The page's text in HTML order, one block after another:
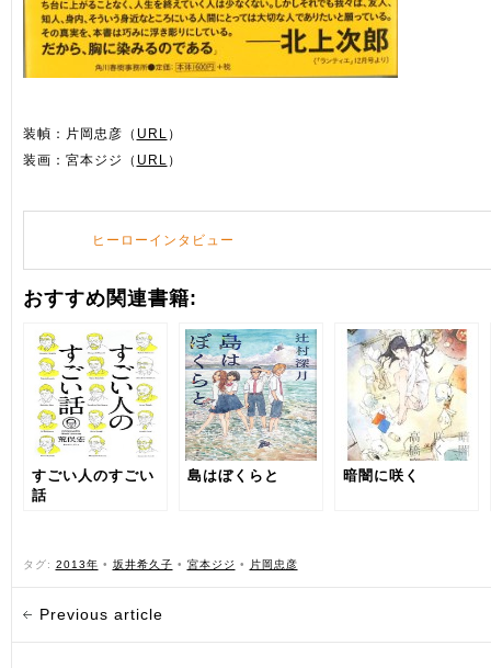
装幀：片岡忠彦（ URL ）
装画：宮本ジジ（ URL ）
ヒーローインタビュー
おすすめ関連書籍:
すごい人のすごい
話
島はぼくらと 暗闇に咲く
タグ: 2013年 • 坂井希久子 • 宮本ジジ • 片岡忠彦
Previous article